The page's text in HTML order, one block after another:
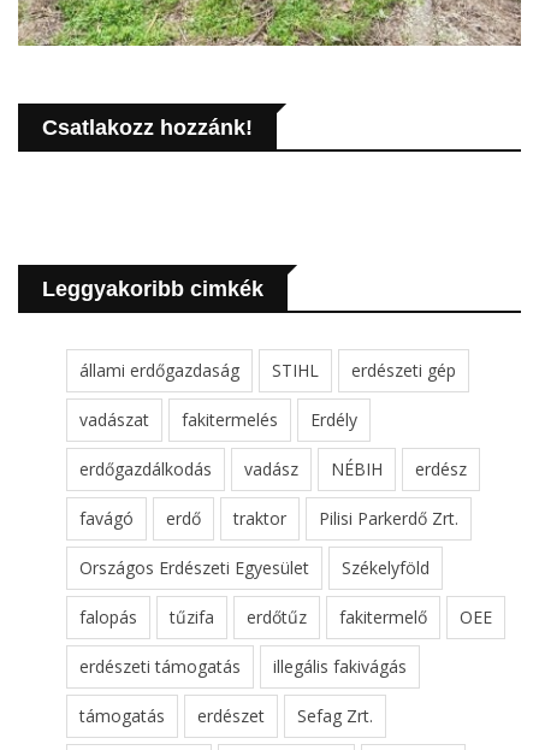
Csatlakozz hozzánk!
Leggyakoribb cimkék
állami erdőgazdaság STIHL erdészeti gép
vadászat fakitermelés Erdély
erdőgazdálkodás vadász NÉBIH erdész
favágó erdő traktor Pilisi Parkerdő Zrt.
Országos Erdészeti Egyesület Székelyföld
falopás tűzifa erdőtűz fakitermelő OEE
erdészeti támogatás illegális fakivágás
támogatás erdészet Sefag Zrt.